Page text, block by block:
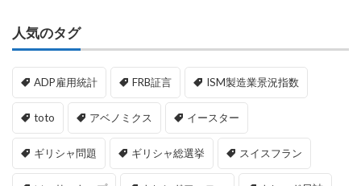
人気のタグ
ADP雇用統計 FRB証言 ISM製造業景況指数
toto アベノミクス イースター
ギリシャ問題 ギリシャ総選挙 スイスフラン